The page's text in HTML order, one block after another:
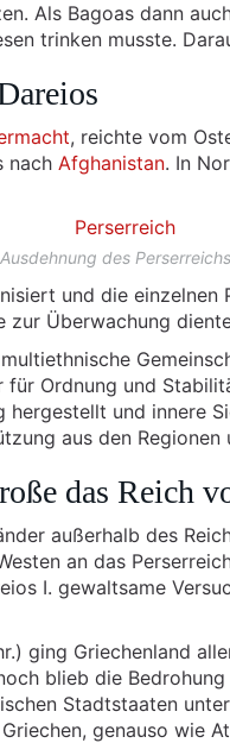
Als Bagoas dann
trinken musste.
, reichte vom
nach Afghanistan. In
Ausdehnung des Perserreichs
und die einzelnen
zur Überwachung
Ordnung und
und innere
aus den
das Reich
außerhalb des
an das
I. gewaltsame
ging Griechenland
blieb die
Stadtstaaten
genauso wie